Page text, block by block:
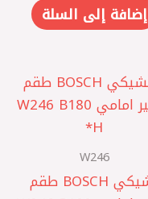
إضافة إلى السلة
W246
تشيكي BOSCH طقم